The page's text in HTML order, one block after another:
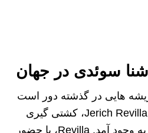
شنا سوئدی در جهان
هایی در گذشته‌ دور است
که به‌ طور مدرن توسط Jerich Revilla، کشتی‌ گیری
اهل هلند، در سال 1905 به وجود آمد. Revilla، با حضور